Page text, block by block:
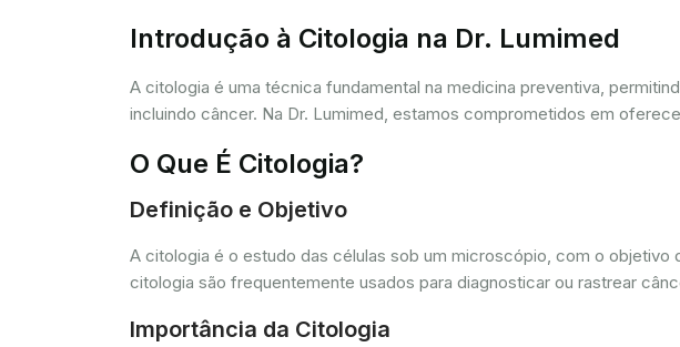
Introdução à Citologia na Dr. Lumimed
A citologia é uma técnica fundamental na medicina preventiva,
incluindo câncer. Na Dr. Lumimed, estamos comprometidos em
O Que É Citologia?
Definição e Objetivo
A citologia é o estudo das células sob um microscópio, com o
citologia são frequentemente usados para diagnosticar ou rastrear
Importância da Citologia